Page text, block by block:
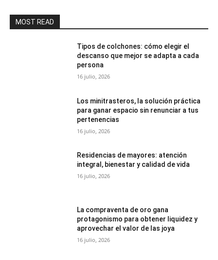
MOST READ
Tipos de colchones: cómo elegir el
descanso que mejor se adapta a cada
persona
16 julio, 2026
Los minitrasteros, la solución práctica
para ganar espacio sin renunciar a tus
pertenencias
16 julio, 2026
Residencias de mayores: atención
integral, bienestar y calidad de vida
16 julio, 2026
La compraventa de oro gana
protagonismo para obtener liquidez y
aprovechar el valor de las joya
16 julio, 2026